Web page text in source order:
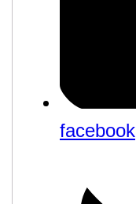
facebook